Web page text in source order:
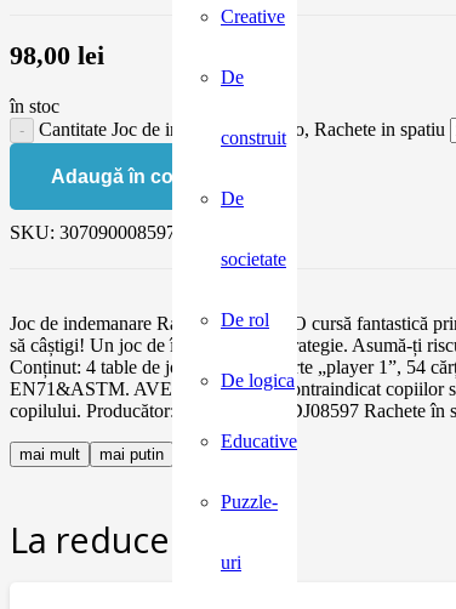
Creative
De
construit
De
societate
De rol
De logica
Educative
Puzzle-
uri
98,00 lei
în stoc
Cantitate Joc de indemanare Djeco, Rachete in spatiu
Adaugă în coș
SKU: 3070900085978
Joc de indemanare Rachete in spatiu O cursă fantastică
să câștigi! Un joc de îndemânare și strategie. Asumă-ți
Conținut: 4 table de joc, 4 rachete, carte „player 1”, 54
EN71&ASTM. AVERTISMENT: Contraindicat copiilor
copilului. Producător: Djeco, Franța DJ08597 Rachete
mai mult mai putin
La reducere: